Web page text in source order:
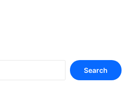
Search
for: